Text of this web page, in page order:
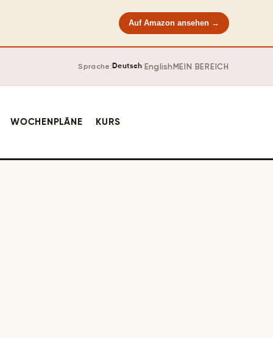
Auf Amazon ansehen →
Sprache:Deutsch· EnglishMEIN BEREICH
WOCHENPLÄNE KURS